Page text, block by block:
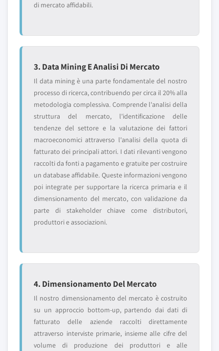
di mercato affidabili.
3. Data Mining E Analisi Di Mercato
Il data mining è una parte fondamentale del nostro
processo di ricerca, contribuendo per circa il 20% alla
metodologia complessiva. Comprende l'analisi della
struttura del mercato, l'identificazione delle
tendenze del settore e la valutazione dei fattori
macroeconomici attraverso l'analisi della quota di
fatturato dei principali attori. I dati rilevanti vengono
raccolti da fonti a pagamento e gratuite per costruire
un database affidabile. Queste informazioni vengono
poi integrate per supportare la ricerca primaria e il
dimensionamento del mercato, con validazione da
parte di stakeholder chiave come distributori,
produttori e associazioni.
4. Dimensionamento Del Mercato
Il nostro dimensionamento del mercato è costruito
su un approccio bottom-up, partendo dai dati di
fatturato delle aziende raccolti direttamente
attraverso interviste primarie, insieme alle cifre del
volume di produzione dei produttori e alle